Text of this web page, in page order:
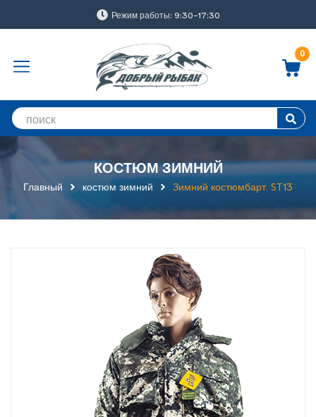
Режим работы: 9:30-17:30
0
КОСТЮМ ЗИМНИЙ
Главный костюм зимний Зимний костюмбарт. ST13